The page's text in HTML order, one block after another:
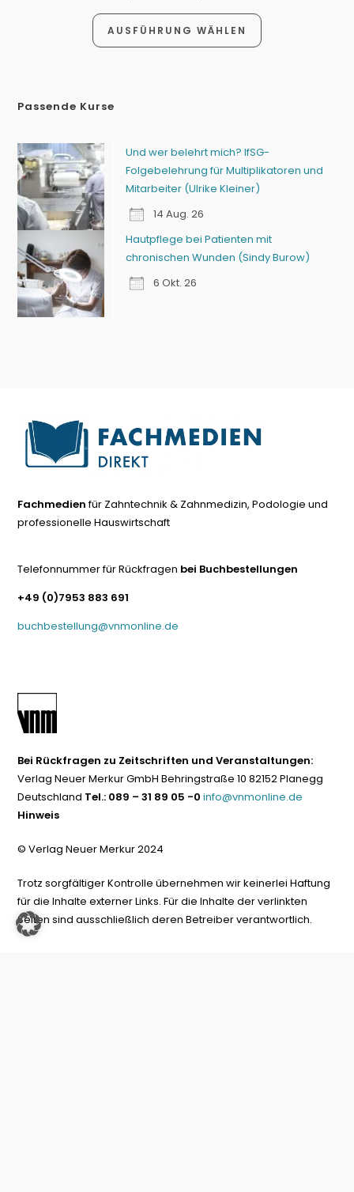
AUSFÜHRUNG WÄHLEN
Passende Kurse
Und wer belehrt mich? IfSG-
Folgebelehrung für Multiplikatoren und
Mitarbeiter (Ulrike Kleiner)
14 Aug. 26
Hautpflege bei Patienten mit
chronischen Wunden (Sindy Burow)
6 Okt. 26
Fachmedienfür Zahntechnik & Zahnmedizin, Podologie und
professionelle Hauswirtschaft
Telefonnummer für Rückfragen bei Buchbestellungen
+49 (0)7953 883 691
buchbestellung@vnmonline.de
Bei Rückfragen zu Zeitschriften und Veranstaltungen:
Verlag Neuer Merkur GmbH Behringstraße 10 82152 Planegg
Deutschland Tel.: 089 – 31 89 05 -0 info@vnmonline.de
Hinweis
© Verlag Neuer Merkur 2024
Trotz sorgfältiger Kontrolle übernehmen wir keinerlei Haftung
für die Inhalte externer Links. Für die Inhalte der verlinkten
Seiten sind ausschließlich deren Betreiber verantwortlich.